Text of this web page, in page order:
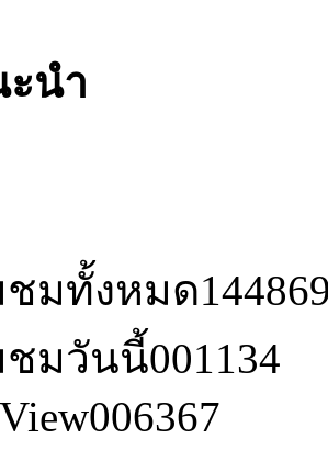
นำ
ชมทั้งหมด
ชมวันนี้001134
006367